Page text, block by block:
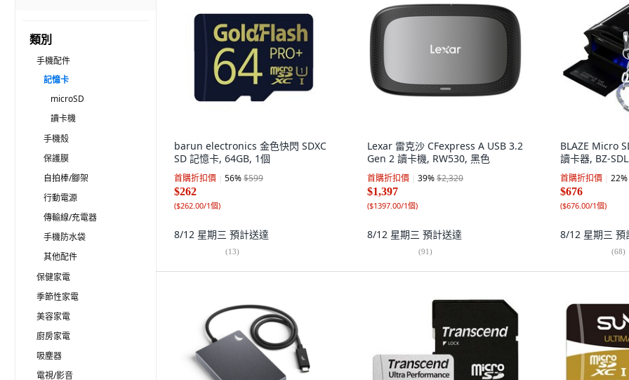
類別
手機配件
記憶卡
microSD
讀卡機
手機殼
保護膜
自拍棒/腳架
行動電源
傳輸線/充電器
手機防水袋
其他配件
保健家電
季節性家電
美容家電
廚房家電
吸塵器
電視/影音
barun electronics 金色快閃 SDXC
SD 記憶卡, 64GB, 1個
首購折扣價 56%$599
$262
($262.00/1個)
8/12 星期三 預計送達
(13)
Lexar 雷克沙 CFexpress A USB 3.2
Gen 2 讀卡機, RW530, 黑色
首購折扣價 39%$2,320
$1,397
($1397.00/1個)
8/12 星期三 預計送達
(91)
BLAZE Micro
讀卡器, BZ-
首購折扣價 22%
$676
($676.00/1個)
8/12 星期三 預
(68)